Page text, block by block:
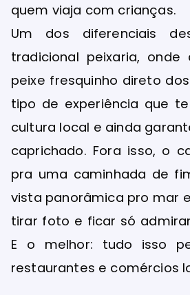
quem viaja com crianças.
Um dos diferenciais
tradicional peixaria,
peixe fresquinho direto
tipo de experiência que
cultura local e ainda
caprichado. Fora isso, o
pra uma caminhada de
vista panorâmica pro mar
tirar foto e ficar só
E o melhor: tudo isso
restaurantes e comércios